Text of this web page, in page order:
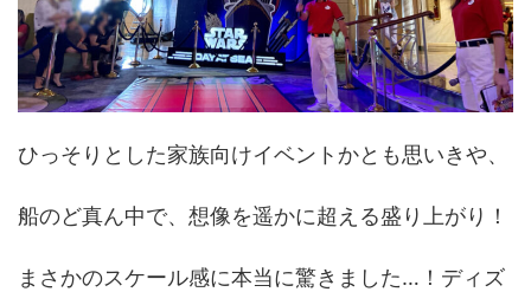
ひっそりとした家族向けイベントかとも思いきや、
船のど真ん中で、想像を遥かに超える盛り上がり！
まさかのスケール感に本当に驚きました…！ディズ